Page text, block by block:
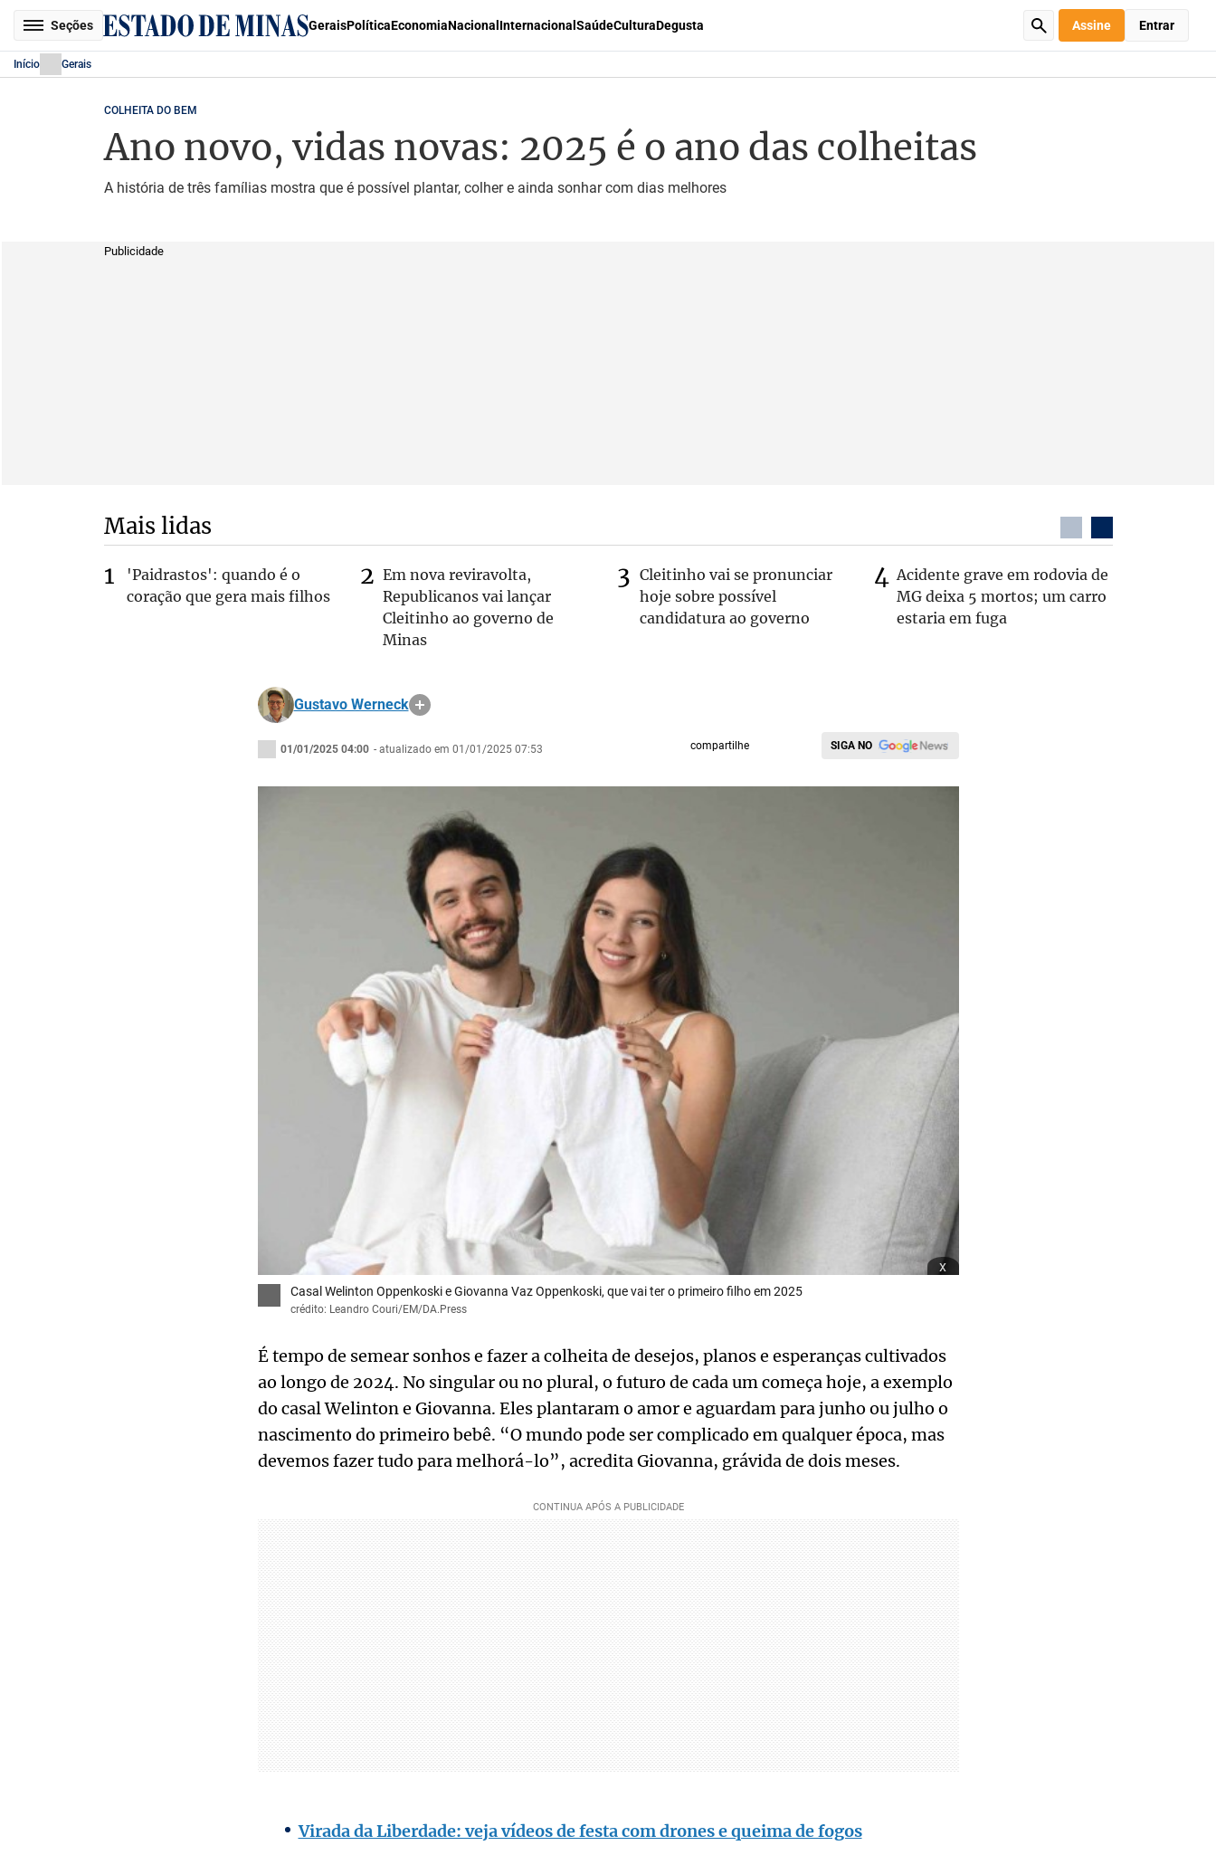
Seções GeraisPolíticaEconomiaNacional Internacional SaúdeCulturaDegusta Assine Entrar
Início Gerais
COLHEITA DO BEM
Ano novo, vidas novas: 2025 é o ano das colheitas
A história de três famílias mostra que é possível plantar, colher e ainda sonhar com dias melhores
Publicidade
Mais lidas
'Paidrastos': quando é o
coração que gera mais filhos
Em nova reviravolta,
Republicanos vai lançar
Cleitinho ao governo de
Minas
Cleitinho vai se pronunciar
hoje sobre possível
candidatura ao governo
Acidente grave em rodovia de
MG deixa 5 mortos; um carro
estaria em fuga
Gustavo Werneck
01/01/2025 04:00 - atualizado em 01/01/2025 07:53 compartilhe SIGA NO
x
Casal Welinton Oppenkoski e Giovanna Vaz Oppenkoski, que vai ter o primeiro filho em 2025
crédito: Leandro Couri/EM/DA.Press
É tempo de semear sonhos e fazer a colheita de desejos, planos e esperanças cultivados
ao longo de 2024. No singular ou no plural, o futuro de cada um começa hoje, a exemplo
do casal Welinton e Giovanna. Eles plantaram o amor e aguardam para junho ou julho o
nascimento do primeiro bebê. “O mundo pode ser complicado em qualquer época, mas
devemos fazer tudo para melhorá-lo”, acredita Giovanna, grávida de dois meses.
Virada da Liberdade: veja vídeos de festa com drones e queima de fogos